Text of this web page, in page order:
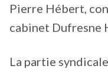
Pierre Hébert,
cabinet Dufresne
La partie